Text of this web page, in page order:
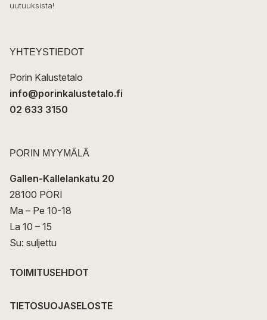
k
p
t
uutuuksista!
YHTEYSTIEDOT
Porin Kalustetalo
info@porinkalustetalo.fi
02 633 3150
PORIN MYYMÄLÄ
Gallen-Kallelankatu 20
28100 PORI
Ma – Pe 10-18
La 10 – 15
Su: suljettu
TOIMITUSEHDOT
TIETOSUOJASELOSTE